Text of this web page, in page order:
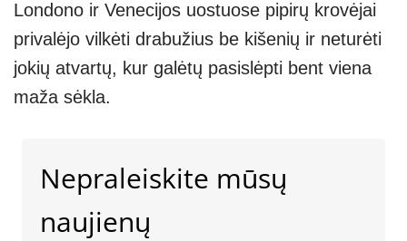
Londono ir Venecijos uostuose pipirų krovėjai
privalėjo vilkėti drabužius be kišenių ir neturėti
jokių atvartų, kur galėtų pasislėpti bent viena
maža sėkla.
Nepraleiskite mūsų
naujienų